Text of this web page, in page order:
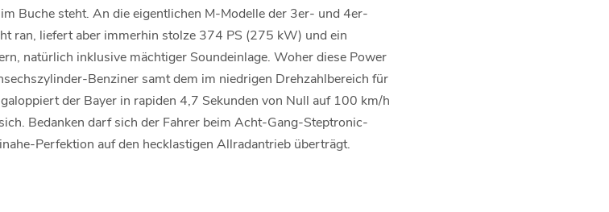
Buche steht. An die eigentlichen M-Modelle der 3er- und 4er-
ran, liefert aber immerhin stolze 374 PS (275 kW) und ein
natürlich inklusive mächtiger Soundeinlage. Woher diese Power
Benziner samt dem im niedrigen Drehzahlbereich für
der Bayer in rapiden 4,7 Sekunden von Null auf 100 km/h
Bedanken darf sich der Fahrer beim Acht-Gang-Steptronic-
Perfektion auf den hecklastigen Allradantrieb überträgt.